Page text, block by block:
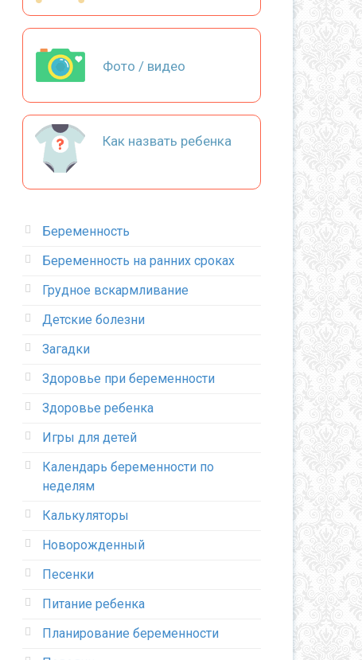
Фото / видео
Как назвать ребенка
Беременность
Беременность на ранних сроках
Грудное вскармливание
Детские болезни
Загадки
Здоровье при беременности
Здоровье ребенка
Игры для детей
Календарь беременности по
неделям
Калькуляторы
Новорожденный
Песенки
Питание ребенка
Планирование беременности